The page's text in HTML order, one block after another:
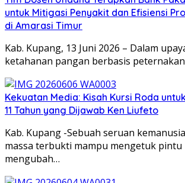
untuk Mitigasi Penyakit dan Efisiensi
di Amarasi Timur
Kab. Kupang, 13 Juni 2026 – Dalam
ketahanan pangan berbasis
Kekuatan Media: Kisah Kursi Roda
11 Tahun yang Dijawab Ken Liufeto
Kab. Kupang -Sebuah seruan
massa terbukti mampu mengetuk pintu
mengubah…